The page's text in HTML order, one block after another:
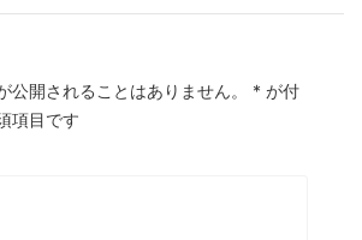
公開されることはありません。 * が付
項目です